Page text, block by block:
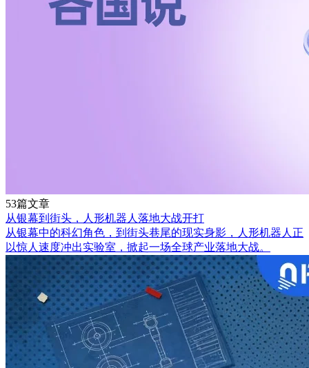
53篇文章
从银幕到街头，人形机器人落地大战开打
从银幕中的科幻角色，到街头巷尾的现实身影，人形机器人正
以惊人速度冲出实验室，掀起一场全球产业落地大战。